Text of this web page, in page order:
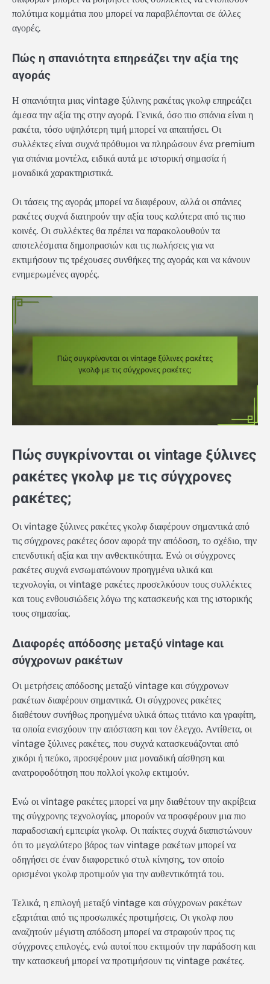
πολύτιμα κομμάτια που μπορεί να παραβλέπονται σε άλλες
αγορές.
Πώς η σπανιότητα επηρεάζει την αξία της
αγοράς
Η σπανιότητα μιας vintage ξύλινης ρακέτας γκολφ επηρεάζει
άμεσα την αξία της στην αγορά. Γενικά, όσο πιο σπάνια είναι η
ρακέτα, τόσο υψηλότερη τιμή μπορεί να απαιτήσει. Οι
συλλέκτες είναι συχνά πρόθυμοι να πληρώσουν ένα premium
για σπάνια μοντέλα, ειδικά αυτά με ιστορική σημασία ή
μοναδικά χαρακτηριστικά.
Οι τάσεις της αγοράς μπορεί να διαφέρουν, αλλά οι σπάνιες
ρακέτες συχνά διατηρούν την αξία τους καλύτερα από τις πιο
κοινές. Οι συλλέκτες θα πρέπει να παρακολουθούν τα
αποτελέσματα δημοπρασιών και τις πωλήσεις για να
εκτιμήσουν τις τρέχουσες συνθήκες της αγοράς και να κάνουν
ενημερωμένες αγορές.
Πώς συγκρίνονται οι vintage ξύλινες
ρακέτες γκολφ με τις σύγχρονες
ρακέτες;
Οι vintage ξύλινες ρακέτες γκολφ διαφέρουν σημαντικά από
τις σύγχρονες ρακέτες όσον αφορά την απόδοση, το σχέδιο, την
επενδυτική αξία και την ανθεκτικότητα. Ενώ οι σύγχρονες
ρακέτες συχνά ενσωματώνουν προηγμένα υλικά και
τεχνολογία, οι vintage ρακέτες προσελκύουν τους συλλέκτες
και τους ενθουσιώδεις λόγω της κατασκευής και της ιστορικής
τους σημασίας.
Διαφορές απόδοσης μεταξύ vintage και
σύγχρονων ρακέτων
Οι μετρήσεις απόδοσης μεταξύ vintage και σύγχρονων
ρακέτων διαφέρουν σημαντικά. Οι σύγχρονες ρακέτες
διαθέτουν συνήθως προηγμένα υλικά όπως τιτάνιο και γραφίτη,
τα οποία ενισχύουν την απόσταση και τον έλεγχο. Αντίθετα, οι
vintage ξύλινες ρακέτες, που συχνά κατασκευάζονται από
χικόρι ή πεύκο, προσφέρουν μια μοναδική αίσθηση και
ανατροφοδότηση που πολλοί γκολφ εκτιμούν.
Ενώ οι vintage ρακέτες μπορεί να μην διαθέτουν την ακρίβεια
της σύγχρονης τεχνολογίας, μπορούν να προσφέρουν μια πιο
παραδοσιακή εμπειρία γκολφ. Οι παίκτες συχνά διαπιστώνουν
ότι το μεγαλύτερο βάρος των vintage ρακέτων μπορεί να
οδηγήσει σε έναν διαφορετικό στυλ κίνησης, τον οποίο
ορισμένοι γκολφ προτιμούν για την αυθεντικότητά του.
Τελικά, η επιλογή μεταξύ vintage και σύγχρονων ρακέτων
εξαρτάται από τις προσωπικές προτιμήσεις. Οι γκολφ που
αναζητούν μέγιστη απόδοση μπορεί να στραφούν προς τις
σύγχρονες επιλογές, ενώ αυτοί που εκτιμούν την παράδοση και
την κατασκευή μπορεί να προτιμήσουν τις vintage ρακέτες.